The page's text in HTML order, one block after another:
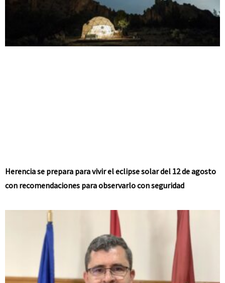
Herencia se prepara para vivir el eclipse solar del 12 de agosto
con recomendaciones para observarlo con seguridad